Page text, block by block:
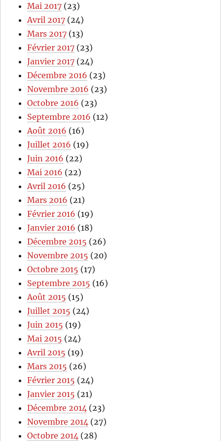
Mai 2017 (23)
Avril 2017 (24)
Mars 2017 (13)
Février 2017 (23)
Janvier 2017 (24)
Décembre 2016 (23)
Novembre 2016 (23)
Octobre 2016 (23)
Septembre 2016 (12)
Août 2016 (16)
Juillet 2016 (19)
Juin 2016 (22)
Mai 2016 (22)
Avril 2016 (25)
Mars 2016 (21)
Février 2016 (19)
Janvier 2016 (18)
Décembre 2015 (26)
Novembre 2015 (20)
Octobre 2015 (17)
Septembre 2015 (16)
Août 2015 (15)
Juillet 2015 (24)
Juin 2015 (19)
Mai 2015 (24)
Avril 2015 (19)
Mars 2015 (26)
Février 2015 (24)
Janvier 2015 (21)
Décembre 2014 (23)
Novembre 2014 (27)
Octobre 2014 (28)